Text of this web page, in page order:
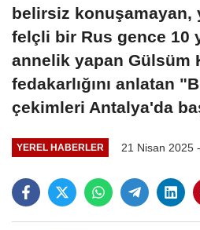
belirsiz konuşamayan,
felçli bir Rus gence 10
annelik yapan Gülsüm
fedakarlığını anlatan
çekimleri Antalya'da
YEREL HABERLER 21 Nisan 2025